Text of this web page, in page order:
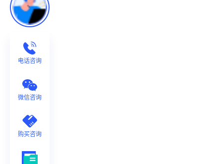
电话咨询
微信咨询
购买咨询